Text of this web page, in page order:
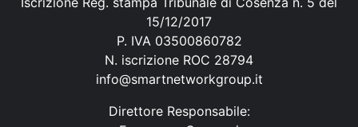
15/12/2017
P. IVA 03500860782
N. iscrizione ROC 28794
info@smartnetworkgroup.it
Direttore Responsabile: